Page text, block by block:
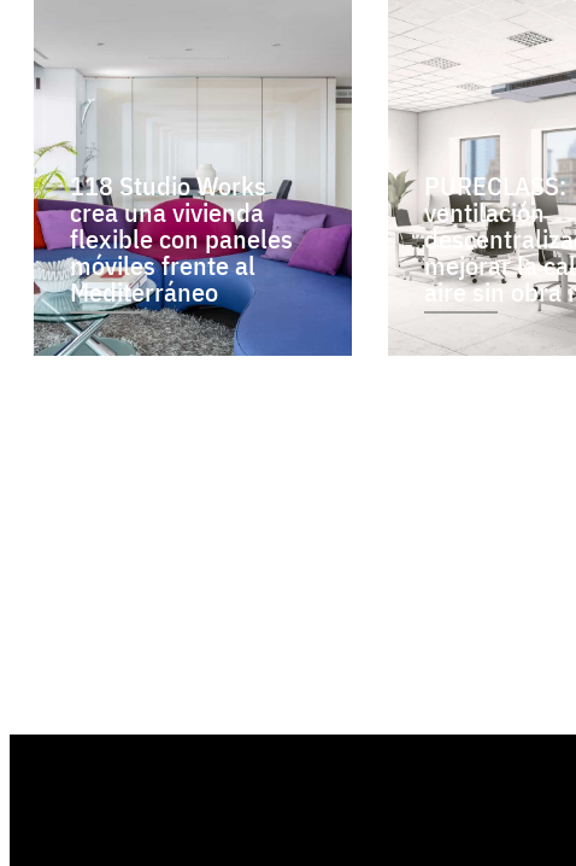
118 Studio Works
crea una vivienda
flexible con paneles
móviles frente al
Mediterráneo
PURECLASS:
ventilación
mejorar la
aire sin obra